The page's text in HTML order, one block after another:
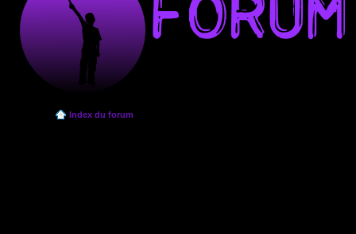
Index du forum